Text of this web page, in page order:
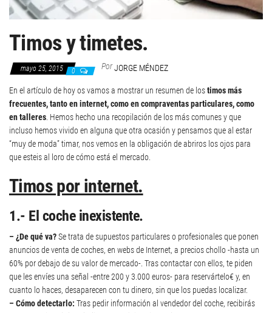
Timos y timetes.
mayo 25, 2015 0 PorJORGE MÉNDEZ
En el artículo de hoy os vamos a mostrar un resumen de lostimos más
frecuentes, tanto en internet, como en compraventas particulares, como
en talleres. Hemos hecho una recopilación de los más comunes y que
incluso hemos vivido en alguna que otra ocasión y pensamos que al estar
“muy de moda” timar, nos vemos en la obligación de abriros los ojos para
que esteis al loro de cómo está el mercado.
Timos por internet.
1.- El coche inexistente.
– ¿De qué va?Se trata de supuestos particulares o profesionales que ponen
anuncios de venta de coches, en webs de Internet, a precios chollo -hasta un
60% por debajo de su valor de mercado-. Tras contactar con ellos, te piden
que les envíes una señal -entre 200 y 3.000 euros- para reservártelo€ y, en
cuanto lo haces, desaparecen con tu dinero, sin que los puedas localizar.
– Cómo detectarlo: Tras pedir información al vendedor del coche, recibirás